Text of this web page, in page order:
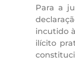
Para a
incutido
ilícito